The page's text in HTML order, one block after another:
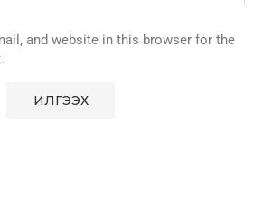
and website in this browser for the